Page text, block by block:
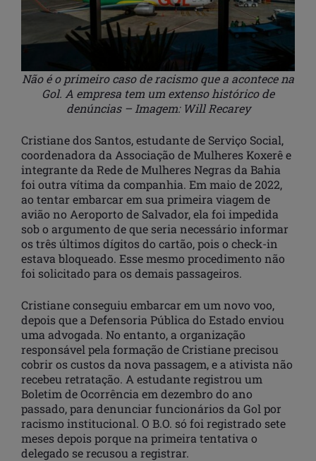
Não é o primeiro caso de racismo que a acontece na
Gol. A empresa tem um extenso histórico de
denúncias – Imagem: Will Recarey
Cristiane dos Santos, estudante de Serviço Social,
coordenadora da Associação de Mulheres Koxerê e
integrante da Rede de Mulheres Negras da Bahia
foi outra vítima da companhia. Em maio de 2022,
ao tentar embarcar em sua primeira viagem de
avião no Aeroporto de Salvador, ela foi impedida
sob o argumento de que seria necessário informar
os três últimos dígitos do cartão, pois o check-in
estava bloqueado. Esse mesmo procedimento não
foi solicitado para os demais passageiros.
Cristiane conseguiu embarcar em um novo voo,
depois que a Defensoria Pública do Estado enviou
uma advogada. No entanto, a organização
responsável pela formação de Cristiane precisou
cobrir os custos da nova passagem, e a ativista não
recebeu retratação. A estudante registrou um
Boletim de Ocorrência em dezembro do ano
passado, para denunciar funcionários da Gol por
racismo institucional. O B.O. só foi registrado sete
meses depois porque na primeira tentativa o
delegado se recusou a registrar.